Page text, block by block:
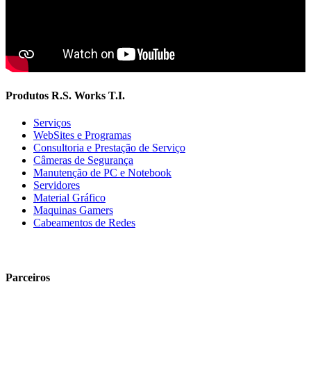
Produtos R.S. Works T.I.
Serviços
WebSites e Programas
Consultoria e Prestação de Serviço
Câmeras de Segurança
Manutenção de PC e Notebook
Servidores
Material Gráfico
Maquinas Gamers
Cabeamentos de Redes
Parceiros